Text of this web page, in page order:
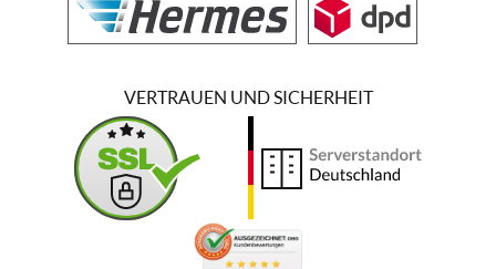
VERTRAUEN UND SICHERHEIT